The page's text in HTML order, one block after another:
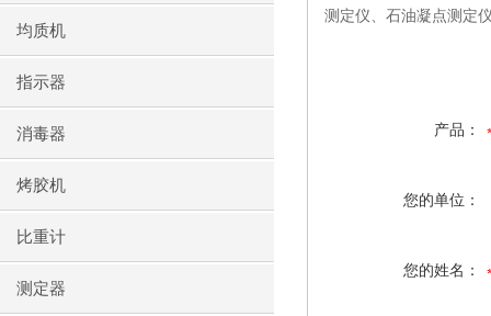
均质机
指示器
消毒器
烤胶机
比重计
测定器
测定仪、石油凝点测定
产品：
您的单位：
您的姓名：